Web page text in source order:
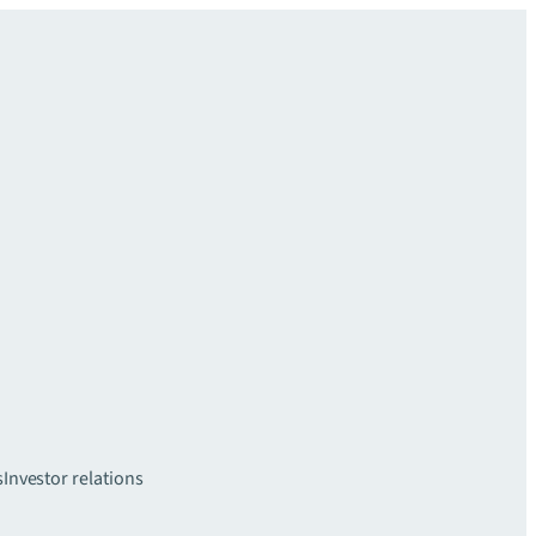
Investor relations